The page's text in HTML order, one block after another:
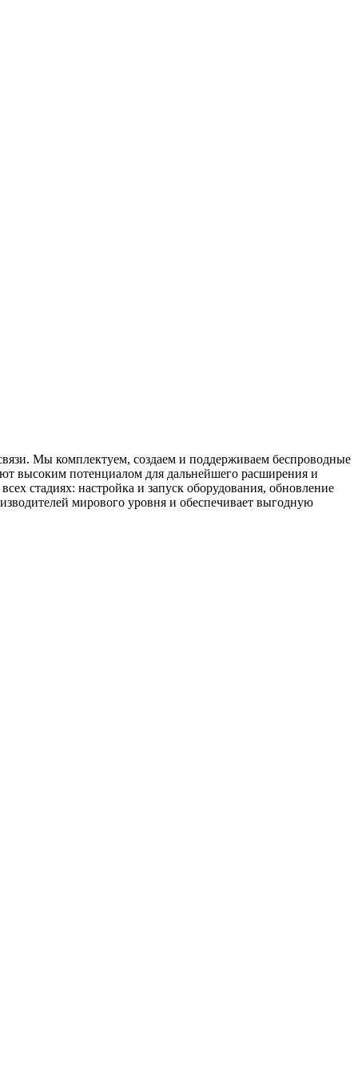
Мы комплектуем, создаем и поддерживаем беспроводные
высоким потенциалом для дальнейшего расширения и
стадиях: настройка и запуск оборудования, обновление
мирового уровня и обеспечивает выгодную